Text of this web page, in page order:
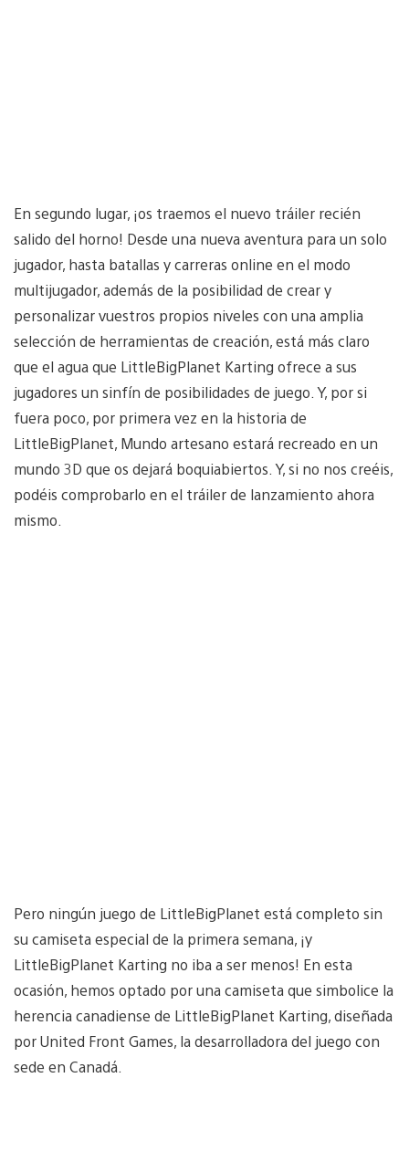
En segundo lugar, ¡os traemos el nuevo tráiler recién
salido del horno! Desde una nueva aventura para un solo
jugador, hasta batallas y carreras online en el modo
multijugador, además de la posibilidad de crear y
personalizar vuestros propios niveles con una amplia
selección de herramientas de creación, está más claro
que el agua que LittleBigPlanet Karting ofrece a sus
jugadores un sinfín de posibilidades de juego. Y, por si
fuera poco, por primera vez en la historia de
LittleBigPlanet, Mundo artesano estará recreado en un
mundo 3D que os dejará boquiabiertos. Y, si no nos creéis,
podéis comprobarlo en el tráiler de lanzamiento ahora
mismo.
Pero ningún juego de LittleBigPlanet está completo sin
su camiseta especial de la primera semana, ¡y
LittleBigPlanet Karting no iba a ser menos! En esta
ocasión, hemos optado por una camiseta que simbolice la
herencia canadiense de LittleBigPlanet Karting, diseñada
por United Front Games, la desarrolladora del juego con
sede en Canadá.